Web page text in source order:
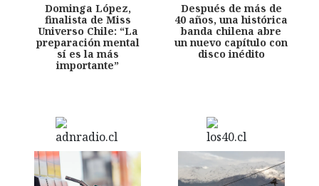
Dominga López,
finalista de Miss
Universo Chile: “La
preparación mental
sí es la más
importante”
Después de más de
40 años, una histórica
banda chilena abre
un nuevo capítulo con
disco inédito